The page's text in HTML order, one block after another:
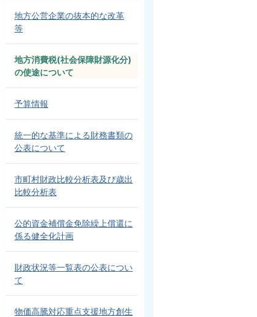
地方公営企業の抜本的な改革
等
地方消費税(社会保障財源化分)
の使途について
予算情報
統一的な基準による財務書類の
公表について
市町村財政比較分析表及び歳出
比較分析表
公的資金補償金免除繰上償還に
係る健全化計画
財政状況等一覧表の公表につい
て
物価高騰対応重点支援地方創生